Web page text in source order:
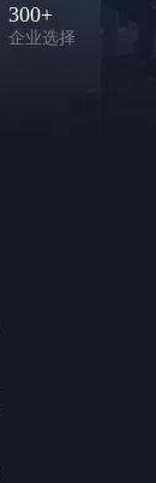
300+
企业选择